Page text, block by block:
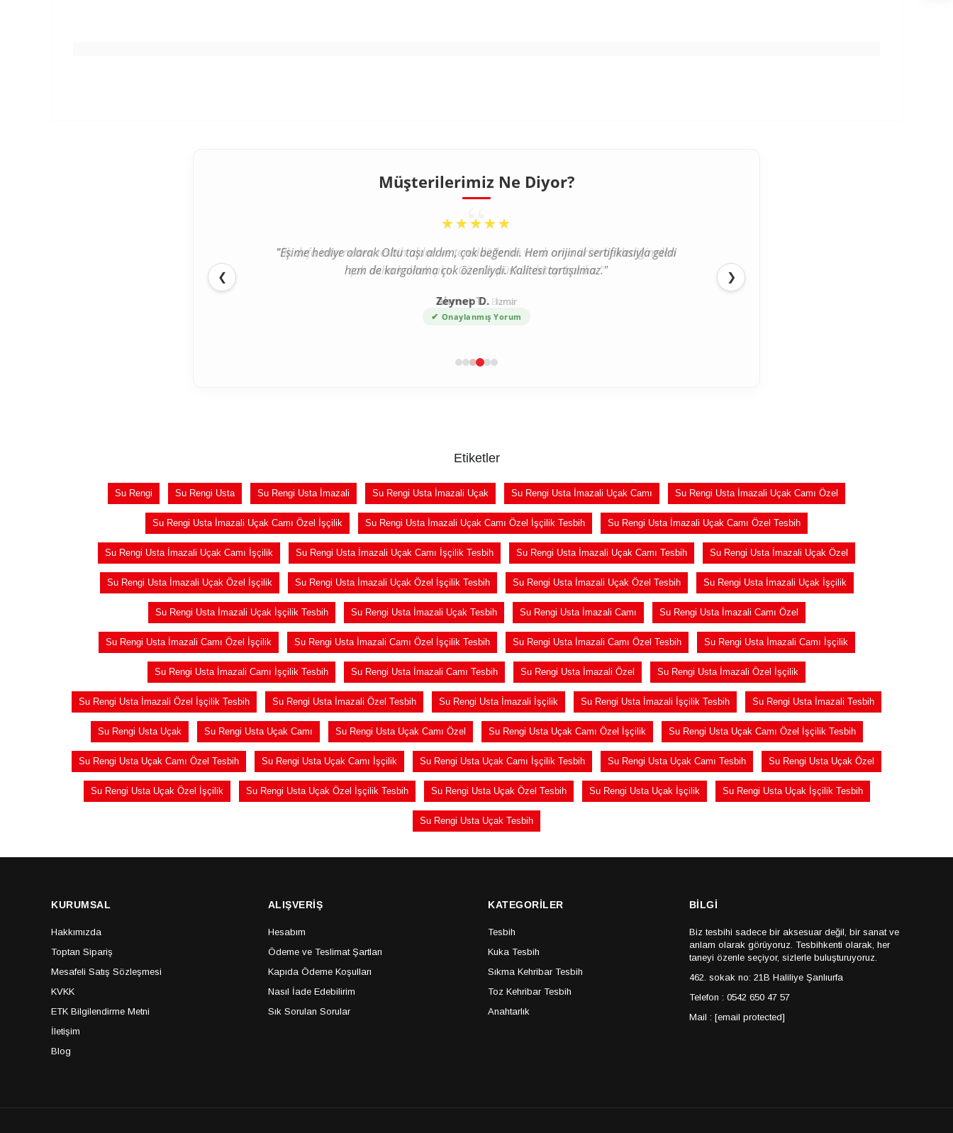
Müşterilerimiz Ne Diyor?
❮
“
★★★★★
"İlk defa internetten tesbih aldım ve tereddütlerim vardı ama ürün beklediğimden
çok daha kaliteli çıktı. Gümüş püskül detayı harika."
Ahmet T. Bursa
✔ Onaylanmış Yorum
❯
Etiketler
Su Rengi Su Rengi Usta Su Rengi Usta İmazali Su Rengi Usta İmazali Uçak Su Rengi Usta İmazali Uçak Camı Su Rengi Usta İmazali Uçak Camı Özel
Su Rengi Usta İmazali Uçak Camı Özel İşçilik Su Rengi Usta İmazali Uçak Camı Özel İşçilik Tesbih Su Rengi Usta İmazali Uçak Camı Özel Tesbih
Su Rengi Usta İmazali Uçak Camı İşçilik Su Rengi Usta İmazali Uçak Camı İşçilik Tesbih Su Rengi Usta İmazali Uçak Camı Tesbih Su Rengi Usta İmazali Uçak Özel
Su Rengi Usta İmazali Uçak Özel İşçilik Su Rengi Usta İmazali Uçak Özel İşçilik Tesbih Su Rengi Usta İmazali Uçak Özel Tesbih Su Rengi Usta İmazali Uçak İşçilik
Su Rengi Usta İmazali Uçak İşçilik Tesbih Su Rengi Usta İmazali Uçak Tesbih Su Rengi Usta İmazali Camı Su Rengi Usta İmazali Camı Özel
Su Rengi Usta İmazali Camı Özel İşçilik Su Rengi Usta İmazali Camı Özel İşçilik Tesbih Su Rengi Usta İmazali Camı Özel Tesbih Su Rengi Usta İmazali Camı İşçilik
Su Rengi Usta İmazali Camı İşçilik Tesbih Su Rengi Usta İmazali Camı Tesbih Su Rengi Usta İmazali Özel Su Rengi Usta İmazali Özel İşçilik
Su Rengi Usta İmazali Özel İşçilik Tesbih Su Rengi Usta İmazali Özel Tesbih Su Rengi Usta İmazali İşçilik Su Rengi Usta İmazali İşçilik Tesbih Su Rengi Usta İmazali Tesbih
Su Rengi Usta Uçak Su Rengi Usta Uçak Camı Su Rengi Usta Uçak Camı Özel Su Rengi Usta Uçak Camı Özel İşçilik Su Rengi Usta Uçak Camı Özel İşçilik Tesbih
Su Rengi Usta Uçak Camı Özel Tesbih Su Rengi Usta Uçak Camı İşçilik Su Rengi Usta Uçak Camı İşçilik Tesbih Su Rengi Usta Uçak Camı Tesbih Su Rengi Usta Uçak Özel
Su Rengi Usta Uçak Özel İşçilik Su Rengi Usta Uçak Özel İşçilik Tesbih Su Rengi Usta Uçak Özel Tesbih Su Rengi Usta Uçak İşçilik Su Rengi Usta Uçak İşçilik Tesbih
Su Rengi Usta Uçak Tesbih
KURUMSAL
Hakkımızda
Toptan Sipariş
Mesafeli Satış Sözleşmesi
KVKK
ETK Bilgilendirme Metni
İletişim
Blog
ALIŞVERİŞ
Hesabım
Ödeme ve Teslimat Şartları
Kapıda Ödeme Koşulları
Nasıl İade Edebilirim
Sık Sorulan Sorular
KATEGORİLER
Tesbih
Kuka Tesbih
Sıkma Kehribar Tesbih
Toz Kehribar Tesbih
Anahtarlık
BİLGİ
Biz tesbihi sadece bir aksesuar değil, bir sanat ve
anlam olarak görüyoruz. Tesbihkenti olarak, her
taneyi özenle seçiyor, sizlerle buluşturuyoruz.
462. sokak no: 21B Haliliye Şanlıurfa
Telefon : 0542 650 47 57
Mail : [email protected]